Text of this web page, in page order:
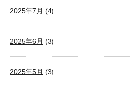
2025年7月 (4)
2025年6月 (3)
2025年5月 (3)